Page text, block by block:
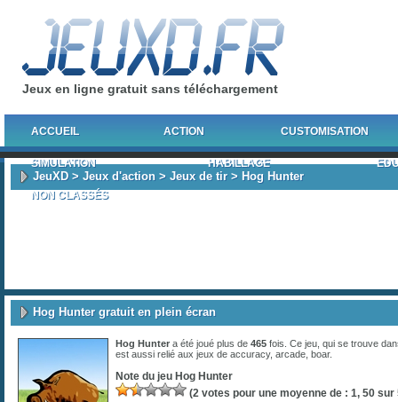
Jeux en ligne gratuit sans téléchargement
ACCUEIL ACTION CUSTOMISATION
SIMULATION HABILLAGE
NON CLASSÉS
JeuXD> Jeux d'action > Jeux de tir> Hog Hunter
Hog Hunter gratuit en plein écran
Hog Hunter a été joué plus de 465 fois. Ce jeu, qui se trouve
est aussi relié aux jeux de accuracy, arcade boar.
Note du jeu Hog Hunter
(2 votes pour une moyenne de : 1, 50 sur